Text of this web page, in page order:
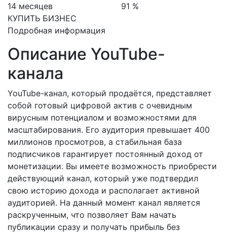
14 месяцев
КУПИТЬ БИЗНЕС
91 %
Подробная информация
Описание YouTube-
канала
YouTube-канал, который продаётся, представляет
собой готовый цифровой актив с очевидным
вирусным потенциалом и возможностями для
масштабирования. Его аудитория превышает 400
миллионов просмотров, а стабильная база
подписчиков гарантирует постоянный доход от
монетизации. Вы имеете возможность приобрести
действующий канал, который уже подтвердил
свою историю дохода и располагает активной
аудиторией. На данный момент канал является
раскрученным, что позволяет Вам начать
публикации сразу и получать прибыль без